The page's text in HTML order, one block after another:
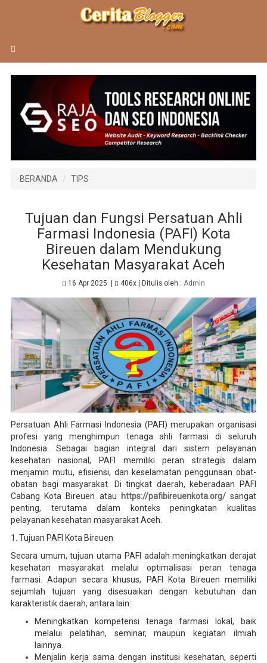
BERANDA TIPS
Tujuan dan Fungsi Persatuan Ahli
Farmasi Indonesia (PAFI) Kota
Bireuen dalam Mendukung
Kesehatan Masyarakat Aceh
16 Apr 2025 406x| Ditulis oleh : Admin
Persatuan Ahli Farmasi Indonesia (PAFI) merupakan organisasi
profesi yang menghimpun tenaga ahli farmasi di seluruh
Indonesia. Sebagai bagian integral dari sistem pelayanan
kesehatan nasional, PAFI memiliki peran strategis dalam
menjamin mutu, efisiensi, dan keselamatan penggunaan obat-
obatan bagi masyarakat. Di tingkat daerah, keberadaan PAFI
Cabang Kota Bireuen atau
https://pafibireuenkota.org/sangat
penting, terutama dalam konteks peningkatan kualitas
pelayanan kesehatan masyarakat Aceh.
1. Tujuan PAFI Kota Bireuen
Secara umum, tujuan utama PAFI adalah meningkatkan derajat
kesehatan masyarakat melalui optimalisasi peran tenaga
farmasi. Adapun secara khusus, PAFI Kota Bireuen memiliki
sejumlah tujuan yang disesuaikan dengan kebutuhan dan
karakteristik daerah, antara lain:
Meningkatkan kompetensi tenaga farmasi lokal, baik
melalui pelatihan, seminar, maupun kegiatan ilmiah
lainnya.
Menjalin kerja sama dengan institusi kesehatan, seperti